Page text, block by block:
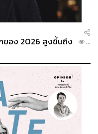
ของ 2026 สูงขึ้นถึง
...